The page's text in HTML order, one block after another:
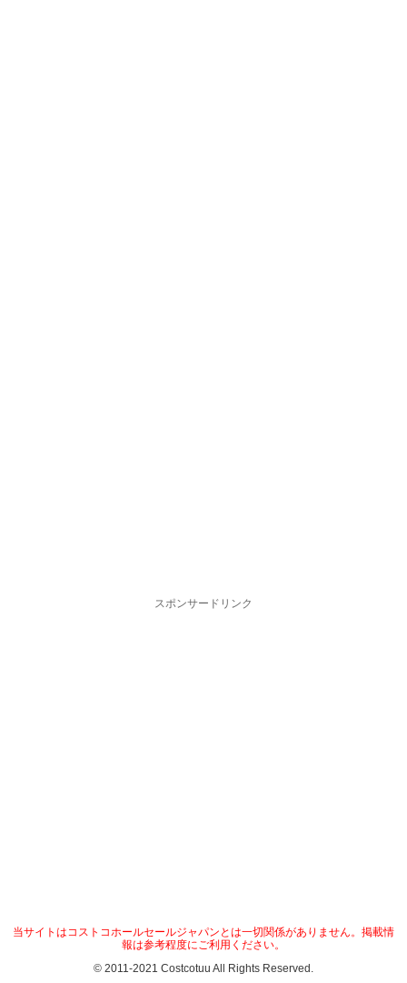
スポンサードリンク
当サイトはコストコホールセールジャパンとは一切関係がありません。掲載情
報は参考程度にご利用ください。
© 2011-2021 Costcotuu All Rights Reserved.